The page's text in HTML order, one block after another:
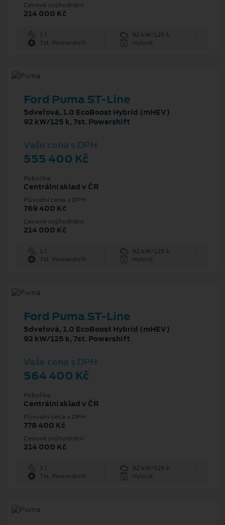
Cenové zvýhodnění
214 000 Kč
1 l
92 kW/125 k
7st. Powershift
Hybrid
Ford Puma ST-Line
5dveřová, 1.0 EcoBoost Hybrid (mHEV)
92 kW/125 k, 7st. Powershift
Vaše cena s DPH
555 400 Kč
Pobočka
Centrální sklad v ČR
Původní cena s DPH
769 400 Kč
Cenové zvýhodnění
214 000 Kč
1 l
92 kW/125 k
7st. Powershift
Hybrid
Ford Puma ST-Line
5dveřová, 1.0 EcoBoost Hybrid (mHEV)
92 kW/125 k, 7st. Powershift
Vaše cena s DPH
564 400 Kč
Pobočka
Centrální sklad v ČR
Původní cena s DPH
778 400 Kč
Cenové zvýhodnění
214 000 Kč
1 l
92 kW/125 k
7st. Powershift
Hybrid